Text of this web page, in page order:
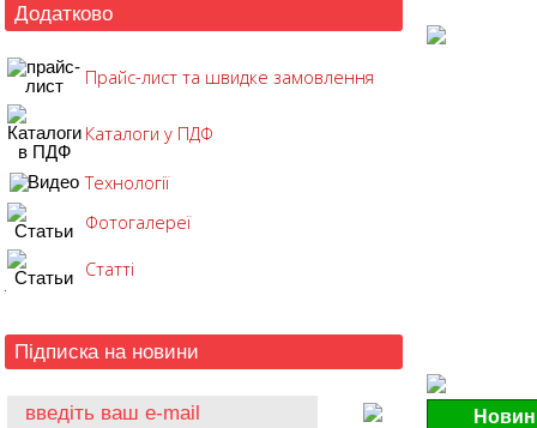
Додатково
Прайс-лист та швидке замовлення
Каталоги у ПДФ
Технології
Фотогалереї
Статті
Підписка на новини